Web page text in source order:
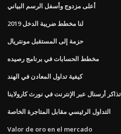
أعلى مزدوج وأسفل الرسم البياني
لنا مخطط ضريبة الدخل 2019
حزمة إلى المستقبل مونتريال
مخطط الحسابات في برنامج رصيده
كيفية تداول المعادن في الهند
أرسنال عبر الإنترنت في نورث كارولاينا
التداول الرئيسي مقابل المتاجرة الخاصة
Valor de oro en el mercado